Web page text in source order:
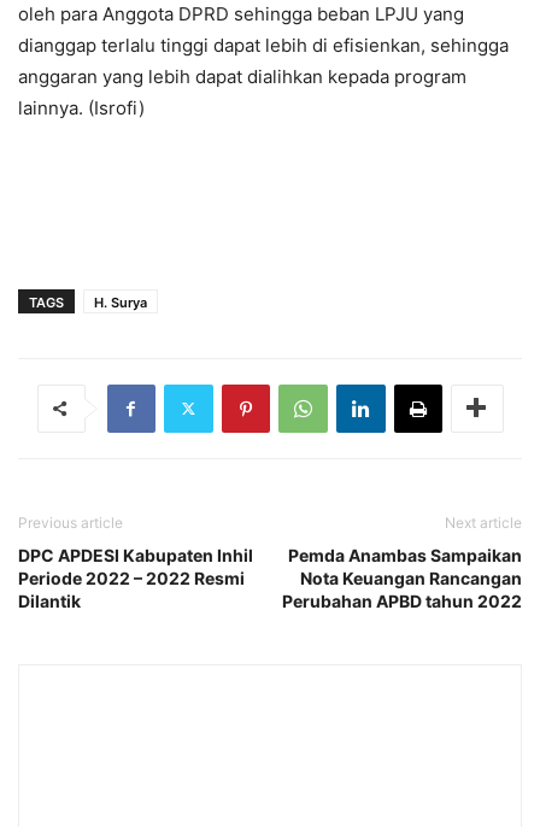
oleh para Anggota DPRD sehingga beban LPJU yang
dianggap terlalu tinggi dapat lebih di efisienkan, sehingga
anggaran yang lebih dapat dialihkan kepada program
lainnya. (Isrofi)
TAGS H. Surya
Previous article
DPC APDESI Kabupaten Inhil
Periode 2022 – 2022 Resmi
Dilantik
Next article
Pemda Anambas Sampaikan
Nota Keuangan Rancangan
Perubahan APBD tahun 2022